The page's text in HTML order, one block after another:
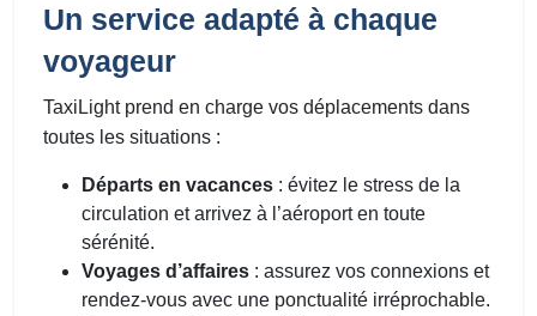
Un service adapté à chaque
voyageur
TaxiLight prend en charge vos déplacements dans
toutes les situations :
Départs en vacances : évitez le stress de la
circulation et arrivez à l’aéroport en toute
sérénité.
Voyages d’affaires : assurez vos connexions et
rendez-vous avec une ponctualité irréprochable.